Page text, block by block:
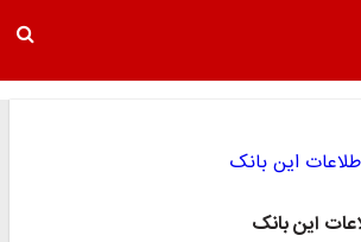
این بانک